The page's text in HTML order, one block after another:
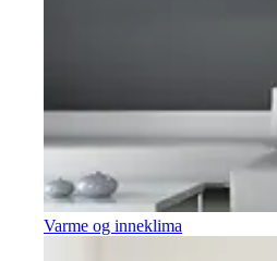
Varme og inneklima